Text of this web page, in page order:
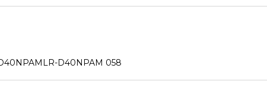
D40NPAMLR-D40NPAM 058